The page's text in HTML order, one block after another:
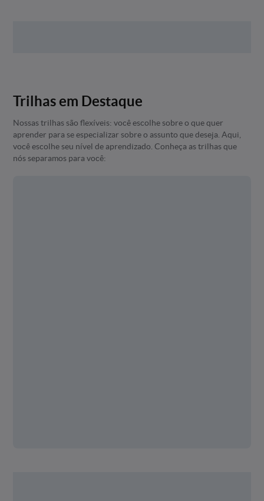
Trilhas em Destaque
Nossas trilhas são flexíveis: você escolhe sobre o que quer
aprender para se especializar sobre o assunto que deseja. Aqui,
você escolhe seu nível de aprendizado. Conheça as trilhas que
nós separamos para você: